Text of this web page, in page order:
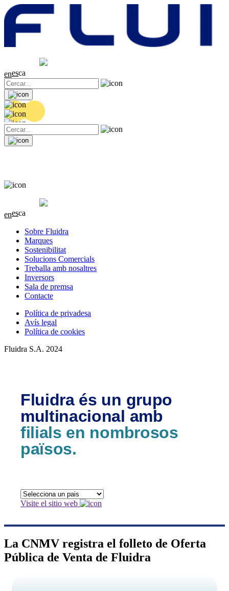
0.04 (+0.2%)
enesca
0.04 (+0.2%)
enesca
Sobre Fluidra
Marques
Sostenibilitat
Solucions Comercials
Treballa amb nosaltres
Inversors
Sala de premsa
Contacte
Política de privadesa
Avís legal
Política de cookies
Fluidra S.A. 2024
Fluidra és un grupo
multinacional amb
filials en nombrosos
països.
Visite el sitio web
La CNMV registra el folleto de Oferta
Pública de Venta de Fluidra